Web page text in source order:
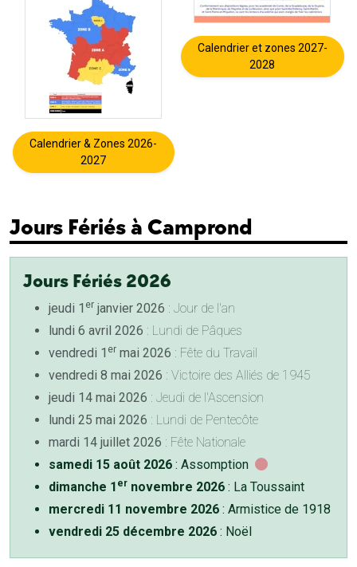
Calendrier & Zones 2026-
2027
Calendrier et zones 2027-
2028
Jours Fériés à Camprond
Jours Fériés 2026
jeudi 1 er janvier 2026 : Jour de l'an
lundi 6 avril 2026 : Lundi de Pâques
vendredi 1 er mai 2026 : Fête du Travail
vendredi 8 mai 2026 : Victoire des Alliés de 1945
jeudi 14 mai 2026 : Jeudi de l'Ascension
lundi 25 mai 2026 : Lundi de Pentecôte
mardi 14 juillet 2026 : Fête Nationale
samedi 15 août 2026 : Assomption
dimanche 1 er novembre 2026 : La Toussaint
mercredi 11 novembre 2026 : Armistice de 1918
vendredi 25 décembre 2026 : Noël